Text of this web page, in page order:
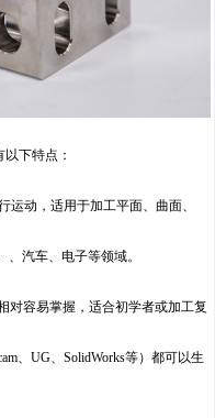
下特点：
动，适用于加工平面、曲面、
汽车、电子等领域。
对容易掌握，适合初学者或加工复
、UG、SolidWorks等）都可以生